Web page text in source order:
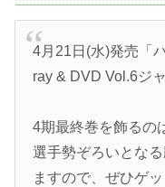
4月21日(水)発売「
ray & DVD Vol.6ジ
4期最終巻を飾るの
選手勢ぞろいとな
ますので、ぜひゲ